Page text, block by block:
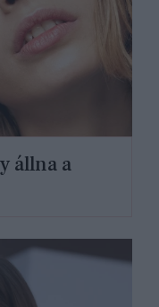
állna a